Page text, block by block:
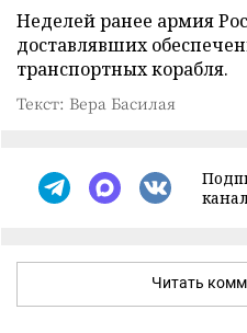
Неделей ранее армия
доставлявших
транспортных корабля.
Текст: Вера Басилая
Читать